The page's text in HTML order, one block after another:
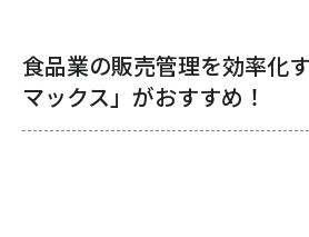
食品業の販売管理を効率化
マックス」がおすすめ！